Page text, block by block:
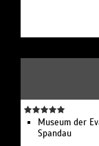
Museum der
Spandau